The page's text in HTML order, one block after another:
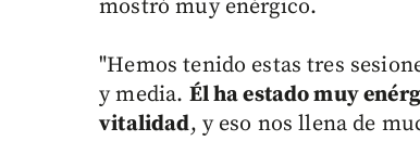
mostró muy enérgico.
"Hemos tenido estas tres
y media. Él ha estado muy
vitalidad, y eso nos llena de